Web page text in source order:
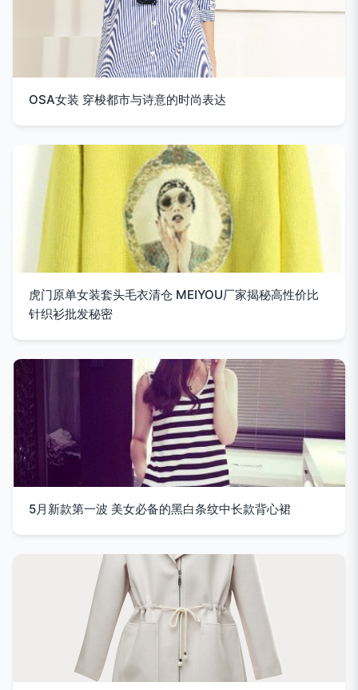
OSA女装 穿梭都市与诗意的时尚表达
虎门原单女装套头毛衣清仓 MEIYOU厂家揭秘高性价比
针织衫批发秘密
5月新款第一波 美女必备的黑白条纹中长款背心裙